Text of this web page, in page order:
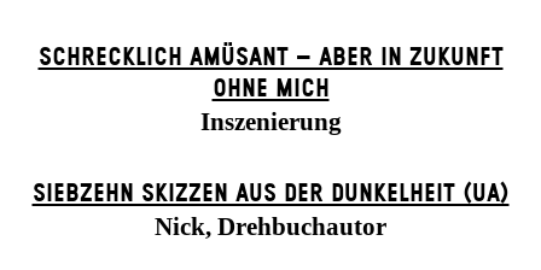
SCHRECKLICH AMÜSANT – ABER IN ZUKUNFT
OHNE MICH
Inszenierung
SIEBZEHN SKIZZEN AUS DER DUNKELHEIT (UA)
Nick, Drehbuchautor